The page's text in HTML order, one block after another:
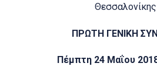
ΠΡΩΤΗ ΓΕΝΙΚΗ
Πέμπτη 24 Μαΐου